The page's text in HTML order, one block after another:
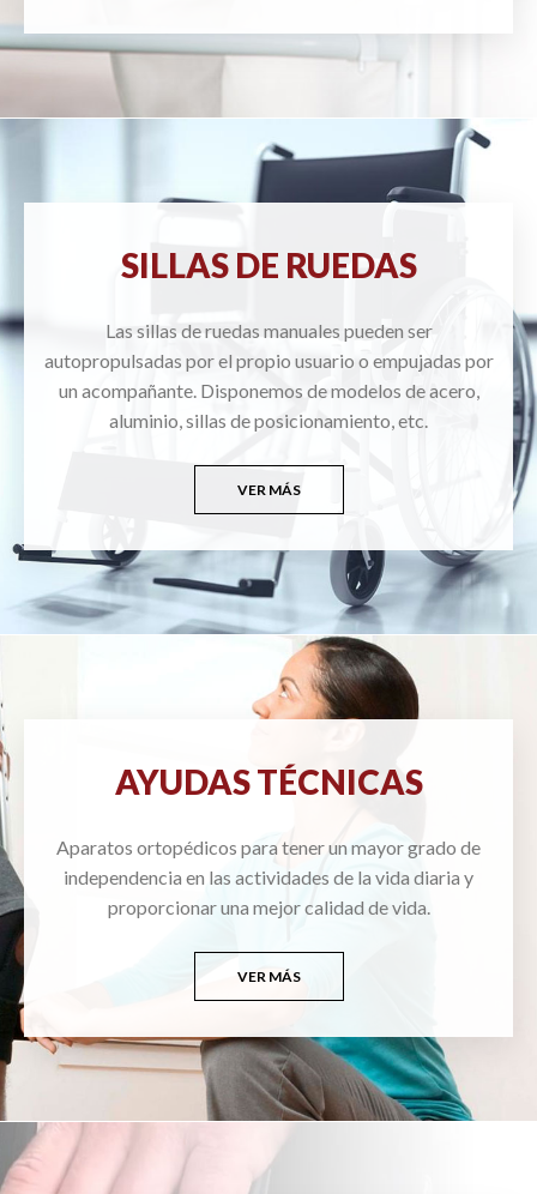
SILLAS DE RUEDAS
Las sillas de ruedas manuales pueden ser
autopropulsadas por el propio usuario o empujadas por
un acompañante. Disponemos de modelos de acero,
aluminio, sillas de posicionamiento, etc.
VER MÁS
AYUDAS TÉCNICAS
Aparatos ortopédicos para tener un mayor grado de
independencia en las actividades de la vida diaria y
proporcionar una mejor calidad de vida.
VER MÁS